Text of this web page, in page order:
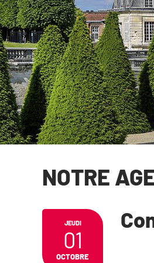
NOTRE
JEUDI
01
OCTOBRE